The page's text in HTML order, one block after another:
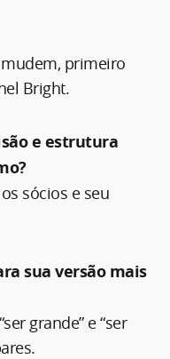
mudem, primeiro
Bright.
e estrutura
sócios e seu
sua versão mais
grande” e “ser